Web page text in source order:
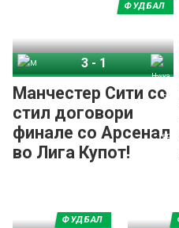
Манчестер Сити со
стил договори
финале со Арсенал
во Лига Купот!
ФУДБАЛ
3-1
ФУДБАЛ